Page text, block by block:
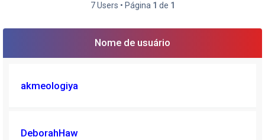
s
7 Users • Página 1 de 1
Nome de usuário
akmeologiya
DeborahHaw